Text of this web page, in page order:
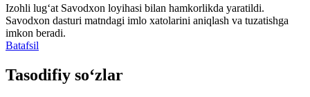
Izohli lugʻat Savodxon loyihasi bilan hamkorlikda yaratildi.
Savodxon dasturi matndagi imlo xatolarini aniqlash va tuzatishga
imkon beradi.
Batafsil
Tasodifiy so‘zlar